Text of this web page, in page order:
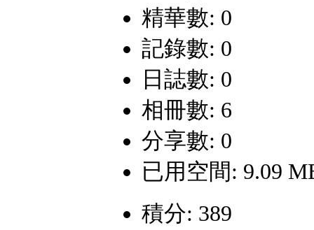
精華數: 0
記錄數: 0
日誌數: 0
相冊數: 6
分享數: 0
已用空間: 9.09
積分: 389